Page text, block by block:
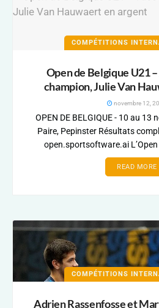
COMPÉTITIONS
Open de Belgique U21
champion, Julie Van
novembre 12,
OPEN DE BELGIQUE - 10 au 13
Paire, Pepinster Résultats
open.sportsoftware.ai L’Open
READ MORE
COMPÉTITIONS
Adrien Rassenfosse et